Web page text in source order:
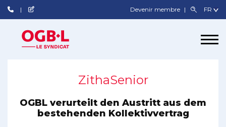
Devenir membre
ZithaSenior
OGBL verurteilt den Austritt aus dem
bestehenden Kollektivvertrag